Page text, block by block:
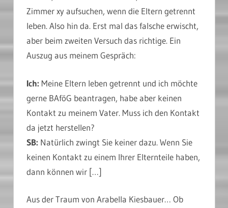
Zimmer xy aufsuchen, wenn die Eltern getrennt
leben. Also hin da. Erst mal das falsche erwischt,
aber beim zweiten Versuch das richtige. Ein
Auszug aus meinem Gespräch:
Ich: Meine Eltern leben getrennt und ich möchte
gerne BAföG beantragen, habe aber keinen
Kontakt zu meinem Vater. Muss ich den Kontakt
da jetzt herstellen?
SB: Natürlich zwingt Sie keiner dazu. Wenn Sie
keinen Kontakt zu einem Ihrer Elternteile haben,
dann können wir […]
Aus der Traum von Arabella Kiesbauer… Ob